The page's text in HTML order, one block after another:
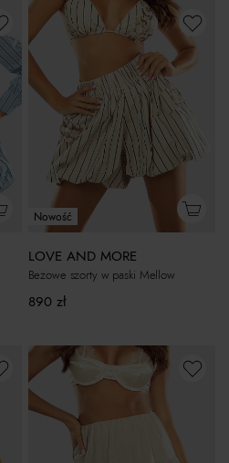
Nowość
LOVE AND MORE
Beżowe szorty w paski Mellow
890 zł